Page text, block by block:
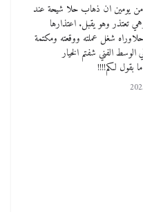
يومين ان ذهاب حلا شيحة عند
تعتذر وهو يقبل. اعتذارها
حلاوراه شغل عملته ووقعته ومكتمة
الوسط الفني شفتم الخيار
بقول لكم!!!!